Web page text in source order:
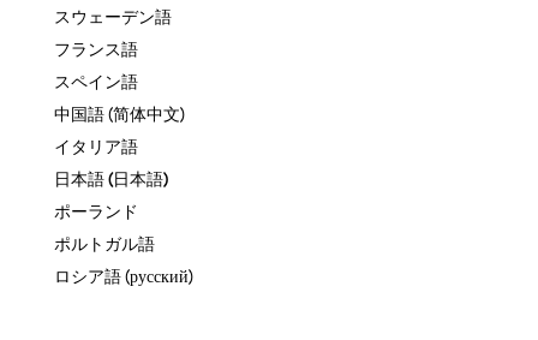
スウェーデン語
フランス語
スペイン語
中国語 (简体中文)
イタリア語
日本語 (日本語)
ポーランド
ポルトガル語
ロシア語 (русский)